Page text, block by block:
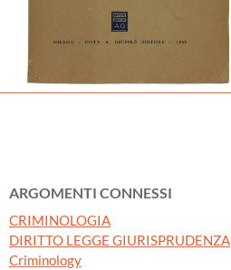
ARGOMENTI CONNESSI
CRIMINOLOGIA
DIRITTO LEGGE GIURISPRUDENZA
Criminology